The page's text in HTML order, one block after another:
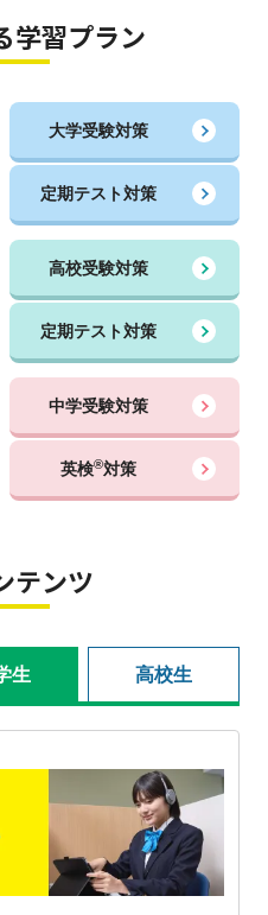
学習プラン
大学受験対策
定期テスト対策
高校受験対策
定期テスト対策
中学受験対策
英検®対策
テンツ
生 高校生